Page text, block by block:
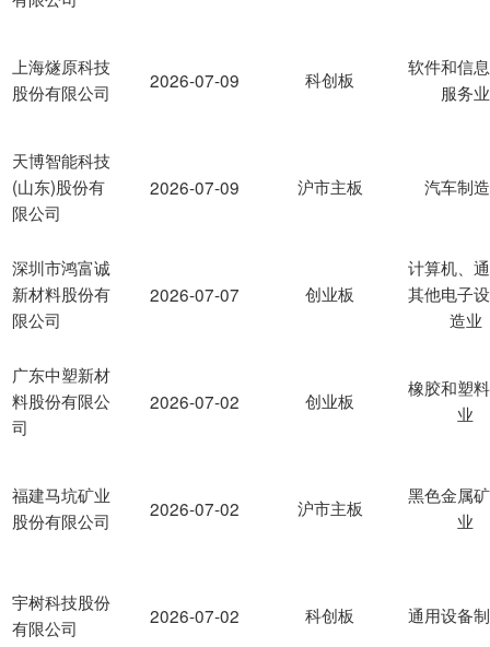
上海燧原科技
股份有限公司
天博智能科技
(山东)股份有
限公司
深圳市鸿富诚
新材料股份有
限公司
广东中塑新材
料股份有限公
司
福建马坑矿业
股份有限公司
宇树科技股份
有限公司
2026-07-09 科创板
软件和信
服务业
2026-07-09 沪市主板 汽车制
2026-07-07 创业板
计算机、
其他电子
造业
2026-07-02 创业板
橡胶和塑
业
2026-07-02 沪市主板
黑色金属
业
2026-07-02 科创板 通用设备